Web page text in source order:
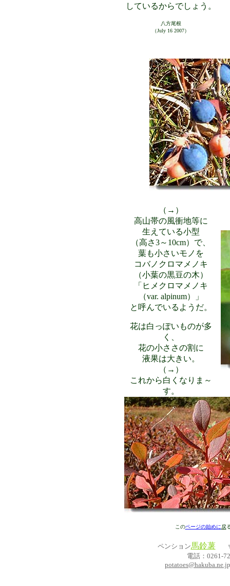
しているからでしょう。
八方尾根
（July 16 2007）
（→）
高山帯の風衝地等に
生えている小型
（高さ3～10cm）で、
葉も小さいモノを
コバノクロマメノキ
（小葉の黒豆の木）
「ヒメクロマメノキ
（var. alpinum）」
と呼んでいるようだ。
花は白っぽいものが多
く、
花の小ささの割に
液果は大きい。
（→）
これから白くなりま～
す。
このページの始めに戻
ペンション馬鈴薯000
電話：0261-
potatoes@hakuba.ne.jp